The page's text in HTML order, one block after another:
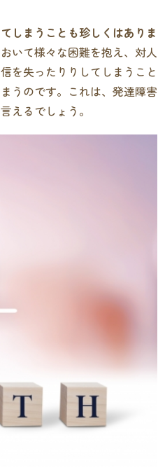
しまうことも珍しくはありま
いて様々な困難を抱え、対人
を失ったりりしてしまうこと
うのです。これは、発達障害
えるでしょう。